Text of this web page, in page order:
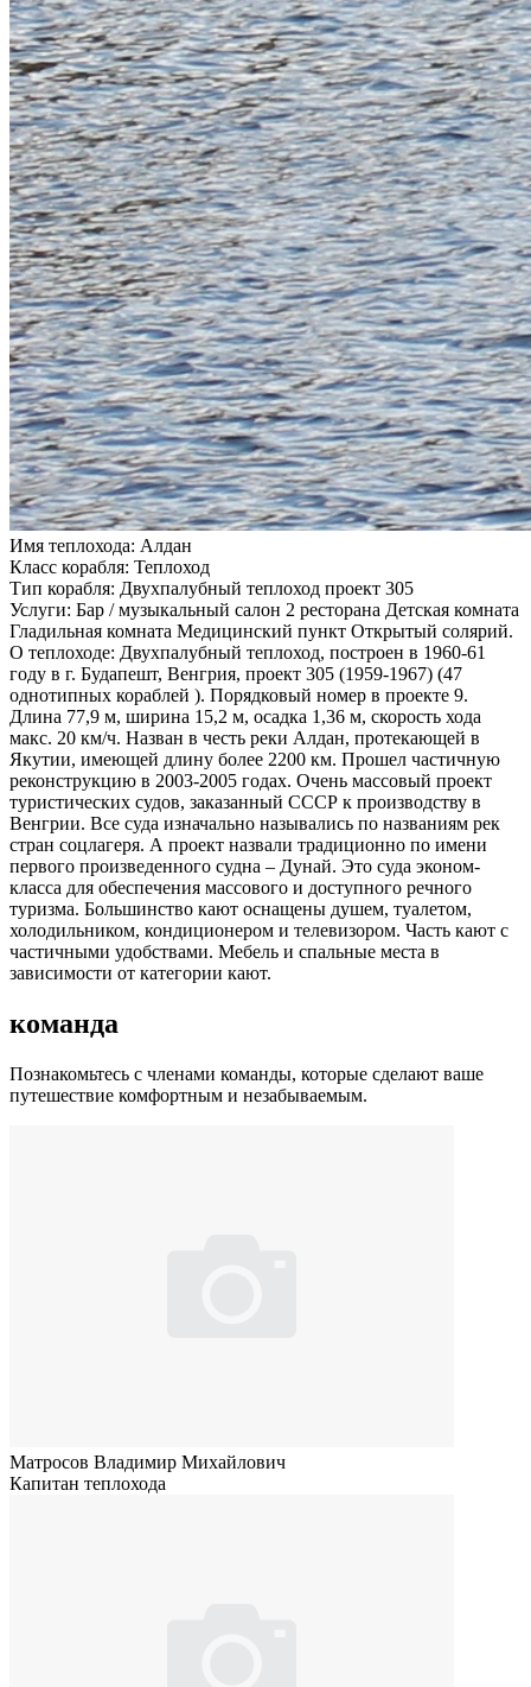
Имя теплохода: Алдан
Класс корабля: Теплоход
Тип корабля: Двухпалубный теплоход проект 305
Услуги: Бар / музыкальный салон 2 ресторана Детская комната
Гладильная комната Медицинский пункт Открытый солярий.
О теплоходе: Двухпалубный теплоход, построен в 1960-61
году в г. Будапешт, Венгрия, проект 305 (1959-1967) (47
однотипных кораблей ). Порядковый номер в проекте 9.
Длина 77,9 м, ширина 15,2 м, осадка 1,36 м, скорость хода
макс. 20 км/ч. Назван в честь реки Алдан, протекающей в
Якутии, имеющей длину более 2200 км. Прошел частичную
реконструкцию в 2003-2005 годах. Очень массовый проект
туристических судов, заказанный СССР к производству в
Венгрии. Все суда изначально назывались по названиям рек
стран соцлагеря. А проект назвали традиционно по имени
первого произведенного судна – Дунай. Это суда эконом-
класса для обеспечения массового и доступного речного
туризма. Большинство кают оснащены душем, туалетом,
холодильником, кондиционером и телевизором. Часть кают с
частичными удобствами. Мебель и спальные места в
зависимости от категории кают.
команда
Познакомьтесь с членами команды, которые сделают ваше
путешествие комфортным и незабываемым.
Матросов Владимир Михайлович
Капитан теплохода